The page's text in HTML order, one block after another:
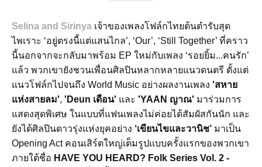
Selina and Sirinya เจ้าของเพลงโฟล์กไทยต้นตำรับสุด
ไพเราะ ‘อยู่ตรงนี้แต่แสนไกล’, ‘Our’, ‘Still Together’ ที่คราว
นี้นอกจากจะกลับมาพร้อม EP ใหม่กับเพลง ‘รอยยิ้ม...คนรัก’
แล้ว พวกเขายังชวนเพื่อนศิลปินหลากหลายแนวดนตรี ตั้งแต่
แนวโฟล์กไปจนถึง World Music อย่างผลงานเพลง 'สหาย
แห่งสายลม', 'Deun เดือน' และ 'YAAN ญาณ' มาร่วมการ
แสดงสุดพิเศษ ในแบบที่แฟนเพลงไม่ค่อยได้สัมผัสกันนัก และ
ยังได้ศิลปินดาวรุ่งแห่งยุคอย่าง ‘เขียนไขและวานิช’ มาเป็น
Opening Act คอนเสิร์ตใหญ่เต็มรูปเเบบครั้งแรกของพวกเขา
ภายใต้ชื่อ HAVE YOU HEARD? Folk Series Vol. 2 -